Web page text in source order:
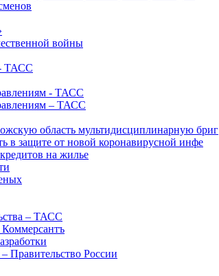
войны
- ТАСС
- ТАСС
– ТАСС
область мультидисциплинарную бриг
в защите от новой коронавирусной инфе
на жилье
– ТАСС
Правительство России